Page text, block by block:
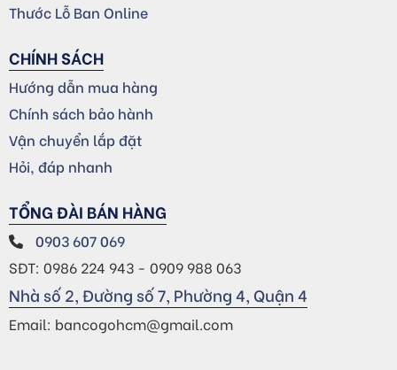
Thước Lỗ Ban Online
CHÍNH SÁCH
Hướng dẫn mua hàng
Chính sách bảo hành
Vận chuyển lắp đặt
Hỏi, đáp nhanh
TỔNG ĐÀI BÁN HÀNG
0903 607 069
SĐT: 0986 224 943 - 0909 988 063
Nhà số 2, Đường số 7, Phường 4, Quận 4
Email: bancogohcm@gmail.com